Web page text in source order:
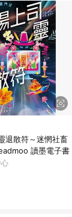
退散符～迷惘社畜
讀墨電子書